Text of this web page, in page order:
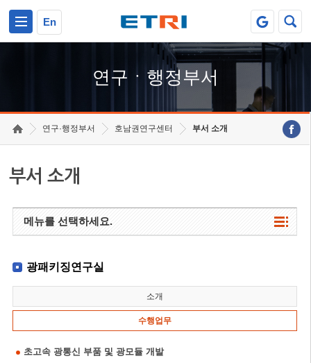
En
연구ㆍ행정부서
연구·행정부서 호남권연구센터 부서 소개
부서 소개
메뉴를 선택하세요.
광패키징연구실
소개
수행업무
초고속 광통신 부품 및 광모듈 개발